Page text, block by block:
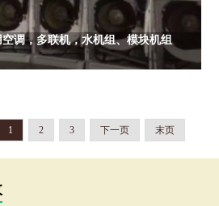
调，多联机，水机组、模块机组
1 2 3 下一页 末页